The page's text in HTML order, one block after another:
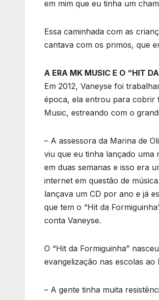
em mim que eu tinha um
Essa caminhada com as
cantava com os primos, que
A ERA MK MUSIC E O “HIT
Em 2012, Vaneyse foi
época, ela entrou para cobrir
Music, estreando com o
– A assessora da Marina de
viu que eu tinha lançado uma
em duas semanas e isso era
internet em questão de
lançava um CD por ano e já
que tem o “Hit da
conta Vaneyse.
O “Hit da Formiguinha”
evangelização nas escolas ao
– A gente tinha muita